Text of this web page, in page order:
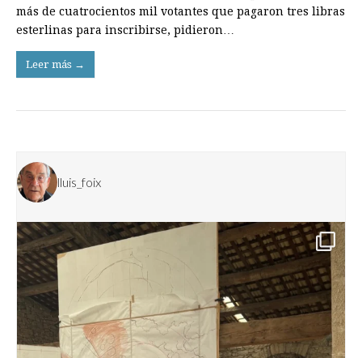
más de cuatrocientos mil votantes que pagaron tres libras
esterlinas para inscribirse, pidieron…
Leer más →
lluis_foix